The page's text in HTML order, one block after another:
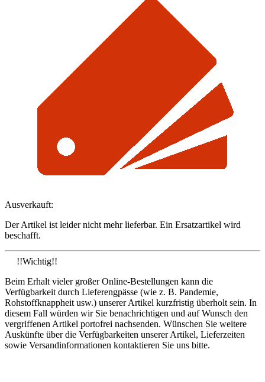
Ausverkauft:
Der Artikel ist leider nicht mehr lieferbar. Ein Ersatzartikel wird
beschafft.
!!Wichtig!!
Beim Erhalt vieler großer Online-Bestellungen kann die
Verfügbarkeit durch Lieferengpässe (wie z. B. Pandemie,
Rohstoffknappheit usw.) unserer Artikel kurzfristig überholt sein. In
diesem Fall würden wir Sie benachrichtigen und auf Wunsch den
vergriffenen Artikel portofrei nachsenden. Wünschen Sie weitere
Auskünfte über die Verfügbarkeiten unserer Artikel, Lieferzeiten
sowie Versandinformationen kontaktieren Sie uns bitte.